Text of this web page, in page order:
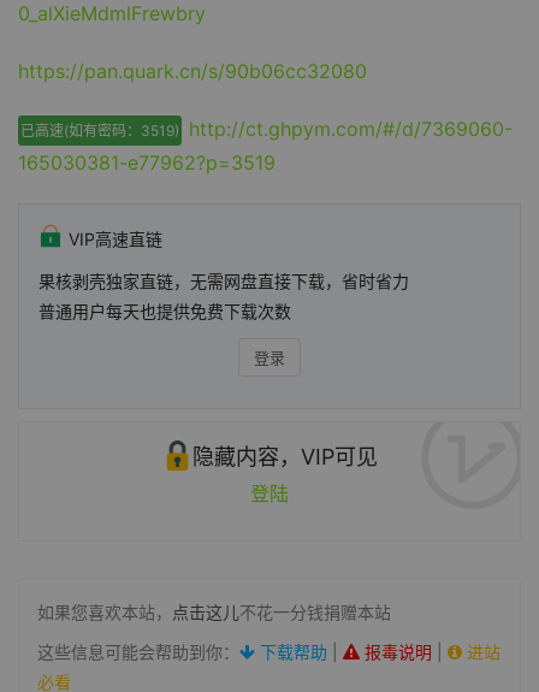
0_alXieMdmlFrewbry
https://pan.quark.cn/s/90b06cc32080
已高速(如有密码：3519)
http://ct.ghpym.com/#/d/7369060-
165030381-e77962?p=3519
VIP高速直链
果核剥壳独家直链，无需网盘直接下载，省时省力
普通用户每天也提供免费下载次数
登录
隐藏内容，VIP可见
登陆
如果您喜欢本站， 点击这儿不花一分钱捐赠本站
这些信息可能会帮助到你：
下载帮助 报毒说明
进站
必看